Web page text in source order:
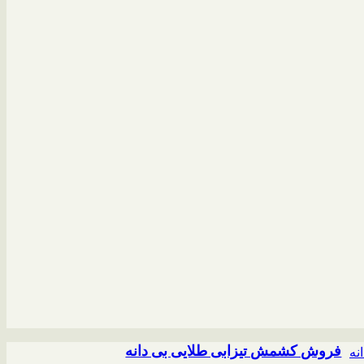
فروش کشمش تیزابی طلایی بی دانه